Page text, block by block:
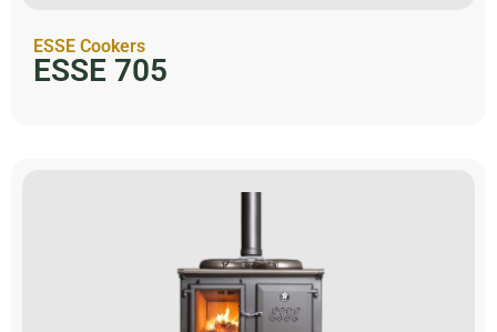
ESSE Cookers
ESSE 705